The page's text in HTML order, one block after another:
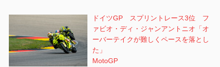
ドイツGP スプリントレース3位 フ
ァビオ・ディ・ジャンアントニオ「オ
ーバーテイクが難しくペースを落とし
た」
MotoGP